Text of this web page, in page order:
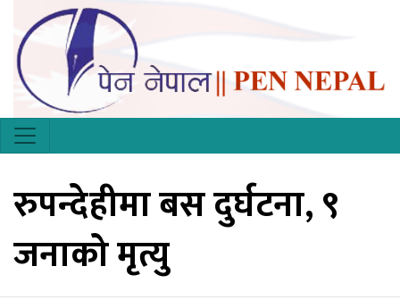
रुपन्देहीमा बस दुर्घटना, ९
जनाको मृत्यु